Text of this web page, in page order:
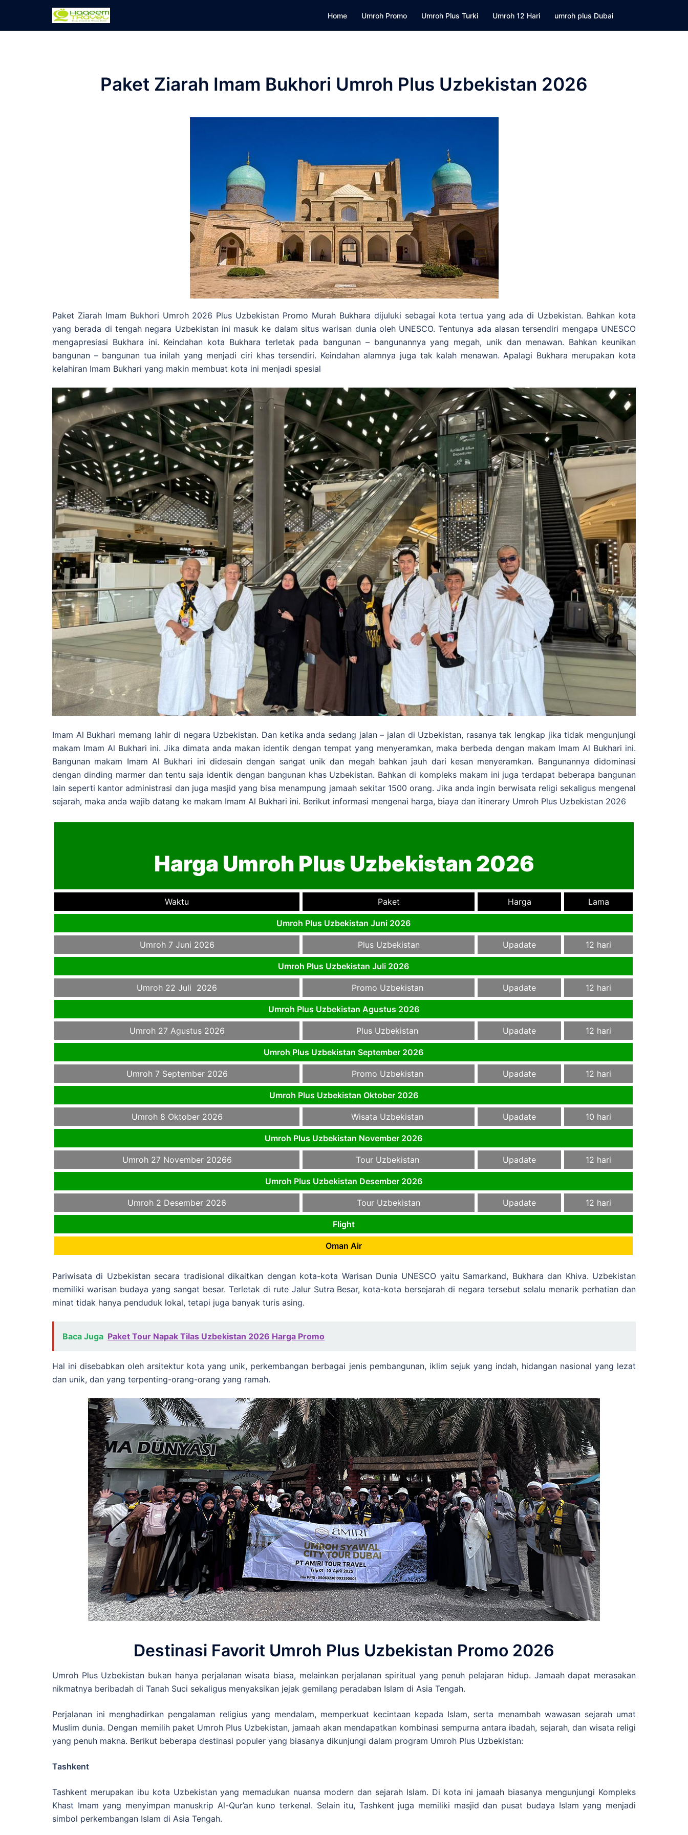
content
Home Umroh Promo Umroh Plus Turki Umroh 12 Hari umroh plus Dubai
Paket Ziarah Imam Bukhori Umroh Plus Uzbekistan 2026
Paket Ziarah Imam Bukhori Umroh 2026 Plus Uzbekistan Promo Murah Bukhara dijuluki sebagai kota tertua yang ada di Uzbekistan. Bahkan kota
yang berada di tengah negara Uzbekistan ini masuk ke dalam situs warisan dunia oleh UNESCO. Tentunya ada alasan tersendiri mengapa UNESCO
mengapresiasi Bukhara ini. Keindahan kota Bukhara terletak pada bangunan – bangunannya yang megah, unik dan menawan. Bahkan keunikan
bangunan – bangunan tua inilah yang menjadi ciri khas tersendiri. Keindahan alamnya juga tak kalah menawan. Apalagi Bukhara merupakan kota
kelahiran Imam Bukhari yang makin membuat kota ini menjadi spesial
Imam Al Bukhari memang lahir di negara Uzbekistan. Dan ketika anda sedang jalan – jalan di Uzbekistan, rasanya tak lengkap jika tidak mengunjungi
makam Imam Al Bukhari ini. Jika dimata anda makan identik dengan tempat yang menyeramkan, maka berbeda dengan makam Imam Al Bukhari ini.
Bangunan makam Imam Al Bukhari ini didesain dengan sangat unik dan megah bahkan jauh dari kesan menyeramkan. Bangunannya didominasi
dengan dinding marmer dan tentu saja identik dengan bangunan khas Uzbekistan. Bahkan di kompleks makam ini juga terdapat beberapa bangunan
lain seperti kantor administrasi dan juga masjid yang bisa menampung jamaah sekitar 1500 orang. Jika anda ingin berwisata religi sekaligus mengenal
sejarah, maka anda wajib datang ke makam Imam Al Bukhari ini. Berikut informasi mengenai harga, biaya dan itinerary Umroh Plus Uzbekistan 2026
Harga Umroh Plus Uzbekistan 2026
Waktu Paket Harga Lama
Umroh Plus Uzbekistan Juni 2026
Umroh 7 Juni 2026 Plus Uzbekistan Upadate 12 hari
Umroh Plus Uzbekistan Juli 2026
Umroh 22 Juli 2026 Promo Uzbekistan Upadate 12 hari
Umroh Plus Uzbekistan Agustus 2026
Umroh 27 Agustus 2026 Plus Uzbekistan Upadate 12 hari
Umroh Plus Uzbekistan September 2026
Umroh 7 September 2026 Promo Uzbekistan Upadate 12 hari
Umroh Plus Uzbekistan Oktober 2026
Umroh 8 Oktober 2026 Wisata Uzbekistan Upadate 10 hari
Umroh Plus Uzbekistan November 2026
Umroh 27 November 20266 Tour Uzbekistan Upadate 12 hari
Umroh Plus Uzbekistan Desember 2026
Umroh 2 Desember 2026 Tour Uzbekistan Upadate 12 hari
Flight
Oman Air
Pariwisata di Uzbekistan secara tradisional dikaitkan dengan kota-kota Warisan Dunia UNESCO yaitu Samarkand, Bukhara dan Khiva. Uzbekistan
memiliki warisan budaya yang sangat besar. Terletak di rute Jalur Sutra Besar, kota-kota bersejarah di negara tersebut selalu menarik perhatian dan
minat tidak hanya penduduk lokal, tetapi juga banyak turis asing.
Baca Juga Paket Tour Napak Tilas Uzbekistan 2026 Harga Promo
Hal ini disebabkan oleh arsitektur kota yang unik, perkembangan berbagai jenis pembangunan, iklim sejuk yang indah, hidangan nasional yang lezat
dan unik, dan yang terpenting-orang-orang yang ramah.
Destinasi Favorit Umroh Plus Uzbekistan Promo 2026
Umroh Plus Uzbekistan bukan hanya perjalanan wisata biasa, melainkan perjalanan spiritual yang penuh pelajaran hidup. Jamaah dapat merasakan
nikmatnya beribadah di Tanah Suci sekaligus menyaksikan jejak gemilang peradaban Islam di Asia Tengah.
Perjalanan ini menghadirkan pengalaman religius yang mendalam, memperkuat kecintaan kepada Islam, serta menambah wawasan sejarah umat
Muslim dunia. Dengan memilih paket Umroh Plus Uzbekistan, jamaah akan mendapatkan kombinasi sempurna antara ibadah, sejarah, dan wisata religi
yang penuh makna. Berikut beberapa destinasi populer yang biasanya dikunjungi dalam program Umroh Plus Uzbekistan:
Tashkent
Tashkent merupakan ibu kota Uzbekistan yang memadukan nuansa modern dan sejarah Islam. Di kota ini jamaah biasanya mengunjungi Kompleks
Khast Imam yang menyimpan manuskrip Al-Qur’an kuno terkenal. Selain itu, Tashkent juga memiliki masjid dan pusat budaya Islam yang menjadi
simbol perkembangan Islam di Asia Tengah.